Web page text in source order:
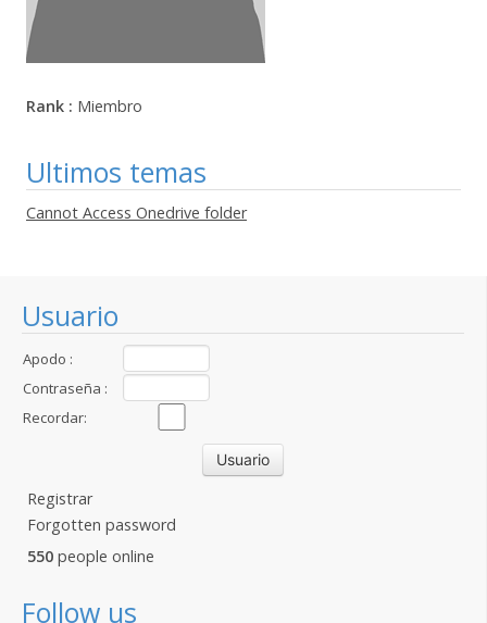
Usuario
Apodo :
Contraseña :
Recordar:
Registrar
Forgotten password
550 people online
Follow us
Rank : Miembro
Ultimos temas
Cannot Access Onedrive folder